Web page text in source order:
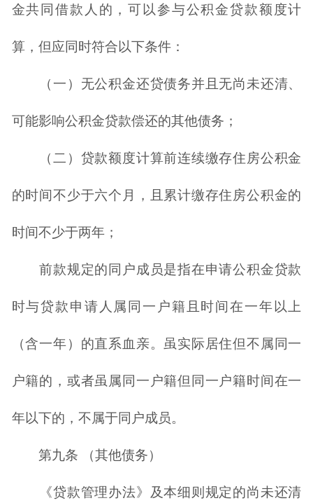
金共同借款人的，可以参与公积金贷款额度计
算，但应同时符合以下条件：
（一）无公积金还贷债务并且无尚未还清、
可能影响公积金贷款偿还的其他债务；
（二）贷款额度计算前连续缴存住房公积金
的时间不少于六个月，且累计缴存住房公积金的
时间不少于两年；
前款规定的同户成员是指在申请公积金贷款
时与贷款申请人属同一户籍且时间在一年以上
（含一年）的直系血亲。虽实际居住但不属同一
户籍的，或者虽属同一户籍但同一户籍时间在一
年以下的，不属于同户成员。
第九条 （其他债务）
《贷款管理办法》及本细则规定的尚未还清